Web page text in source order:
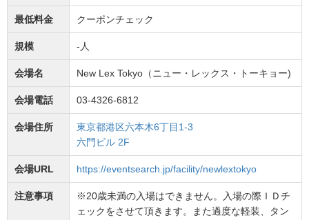
最低料金 クーポンチェック
規模 -人
会場名 New Lex Tokyo（ニュー・レックス・トーキョー)
会場電話 03-4326-6812
会場住所
東京都港区六本木6丁目1-3
六門ビル 2F
会場URL https://eventsearch.jp/facility/newlextokyo
注意事項
※20歳未満の入場はできません。入場の際ＩＤチ
ェックをさせて頂きます。また過度な軽装、タン